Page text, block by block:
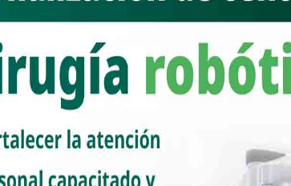
Federal estuvo acompañada de la secretaria de
para América del Norte y encargado del despacho
Álvarez.
la ceremonia de inicio de su pontificado, al papa León XIV la
263 Papa León XIV